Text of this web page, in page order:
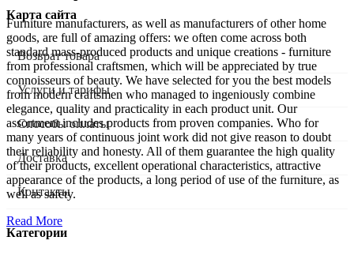
Furniture manufacturers, as well as manufacturers of other home
goods, are full of amazing offers: we often come across both
standard mass-produced products and unique creations - furniture
from professional craftsmen, which will be appreciated by true
connoisseurs of beauty. We have selected for you the best models
from modern craftsmen who managed to ingeniously combine
elegance, quality and practicality in each product unit. Our
assortment includes products from proven companies. Who for
many years of continuous joint work did not give reason to doubt
their reliability and honesty. All of them guarantee the high quality
of their products, excellent operational characteristics, attractive
appearance of the products, a long period of use of the furniture, as
well as safety.
Read More
Карта сайта
Возврат товара
Услуги и тарифы
Способы оплаты
Доставка
Контакты
Категории